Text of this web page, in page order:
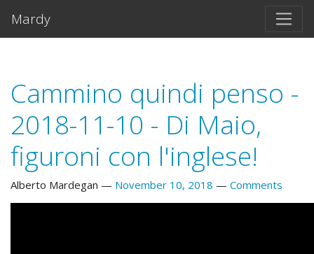
Mardy
Cammino quindi penso -
2018-11-10 - Di Maio,
figuroni con l'inglese!
Alberto Mardegan November 10, 2018 Comments